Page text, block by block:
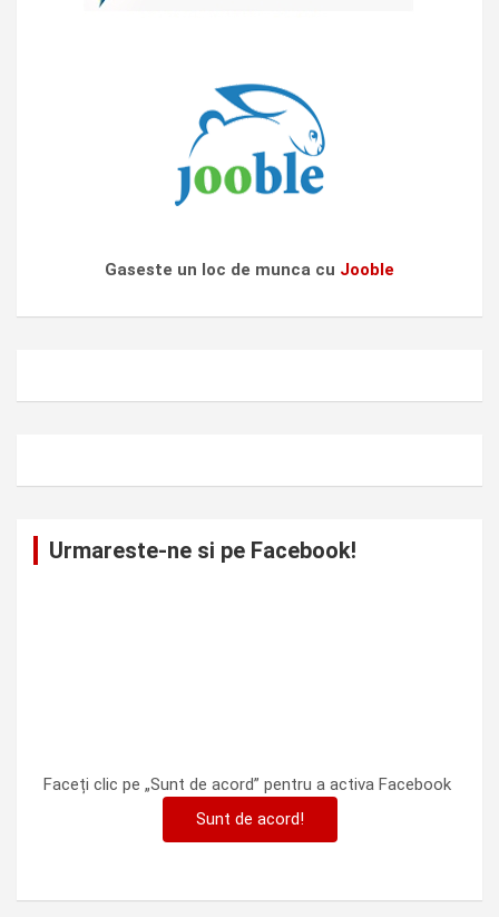
Gaseste un loc de munca cu Jooble
Urmareste-ne si pe Facebook!
Faceți clic pe „Sunt de acord” pentru a activa Facebook
Sunt de acord!